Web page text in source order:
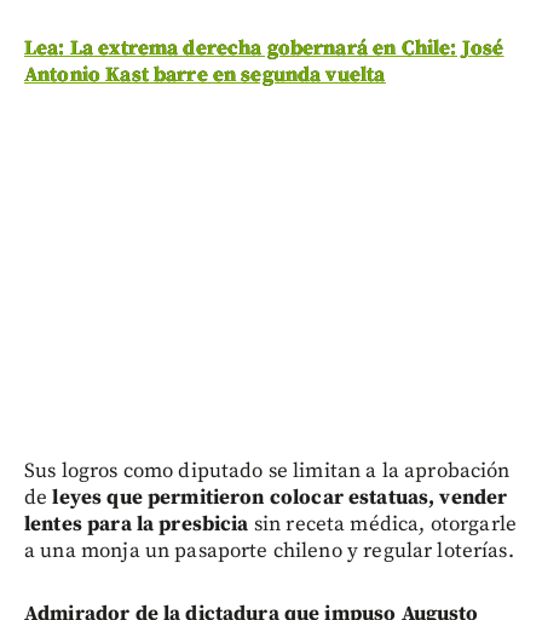
Lea: La extrema derecha gobernará en Chile: José
Antonio Kast barre en segunda vuelta
Sus logros como diputado se limitan a la aprobación
deleyes que permitieron colocar estatuas, vender
lentes para la presbicia sin receta médica, otorgarle
a una monja un pasaporte chileno y regular loterías.
Admirador de la dictadura que impuso Augusto